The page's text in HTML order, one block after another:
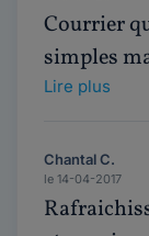
Courrier
simples
Lire plus
Chantal C.
le 14-04-2017